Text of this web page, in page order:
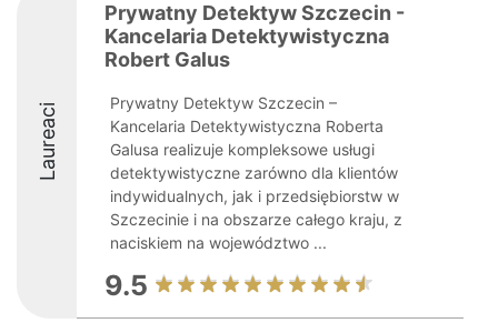
Laureaci
Prywatny Detektyw Szczecin -
Kancelaria Detektywistyczna
Robert Galus
Prywatny Detektyw Szczecin –
Kancelaria Detektywistyczna Roberta
Galusa realizuje kompleksowe usługi
detektywistyczne zarówno dla klientów
indywidualnych, jak i przedsiębiorstw w
Szczecinie i na obszarze całego kraju, z
naciskiem na województwo ...
9.5